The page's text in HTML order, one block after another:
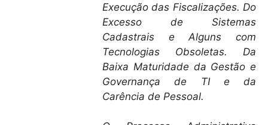
Execução das Fiscalizações. Do
Excesso de Sistemas
Cadastrais e Alguns com
Tecnologias Obsoletas.
Da
Baixa Maturidade da Gestão e
Governança de TI e da
Carência de Pessoal.